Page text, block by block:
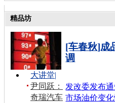
精品坊
[车春秋]成
调
发改委发布
市场油价变
大讲堂|
尹同跃：
奇瑞汽车